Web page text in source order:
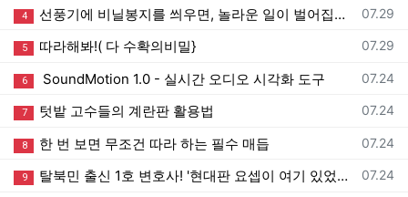
등록일
07.29
4 선풍기에 비닐봉지를 씌우면, 놀라운 일이 벌어집니다!
등록일
07.29
5 따라해봐!( 다 수확의비밀}
등록일
07.24
6 SoundMotion 1.0 - 실시간 오디오 시각화 도구
등록일
07.24
7 텃밭 고수들의 계란판 활용법
등록일
07.24
8 한 번 보면 무조건 따라 하는 필수 매듭
등록일
07.24
9 탈북민 출신 1호 변호사! '현대판 요셉이 여기 있었네’ 하나님 일하심이 놀랍다ㅣ이영현 변호사ㅣ새롭게하소서